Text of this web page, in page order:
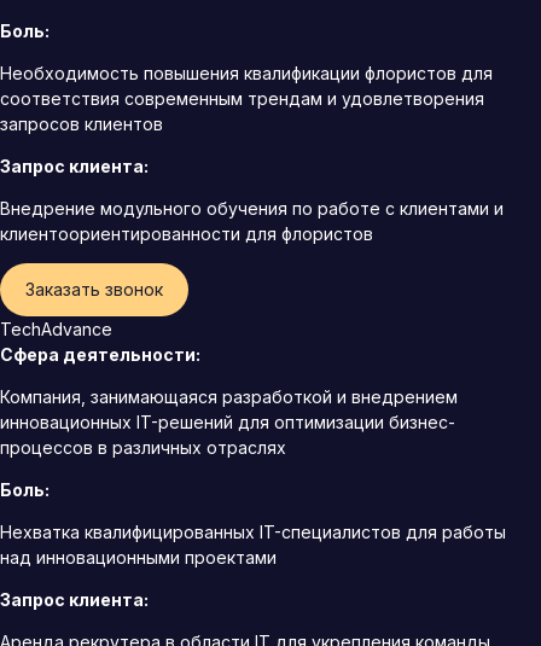
Боль:
Необходимость повышения квалификации флористов для
соответствия современным трендам и удовлетворения
запросов клиентов
Запрос клиента:
Внедрение модульного обучения по работе с клиентами и
клиентоориентированности для флористов
Заказать звонок
TechAdvance
Сфера деятельности:
Компания, занимающаяся разработкой и внедрением
инновационных IT-решений для оптимизации бизнес-
процессов в различных отраслях
Боль:
Нехватка квалифицированных IT-специалистов для работы
над инновационными проектами
Запрос клиента:
Аренда рекрутера в области IT для укрепления команды